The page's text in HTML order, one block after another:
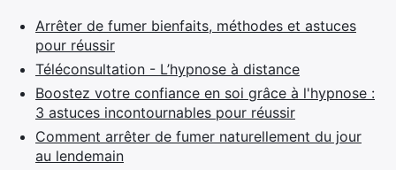
Arrêter de fumer bienfaits, méthodes et astuces
pour réussir
Téléconsultation - L’hypnose à distance
Boostez votre confiance en soi grâce à l'hypnose :
3 astuces incontournables pour réussir
Comment arrêter de fumer naturellement du jour
au lendemain